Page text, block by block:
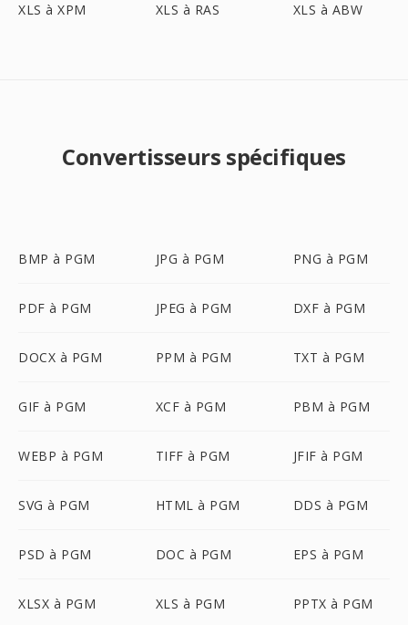
XLS à XPM XLS à RAS XLS à ABW
Convertisseurs spécifiques
BMP à PGM JPG à PGM PNG à PGM
PDF à PGM JPEG à PGM DXF à PGM
DOCX à PGM PPM à PGM TXT à PGM
GIF à PGM XCF à PGM PBM à PGM
WEBP à PGM TIFF à PGM JFIF à PGM
SVG à PGM HTML à PGM DDS à PGM
PSD à PGM DOC à PGM EPS à PGM
XLSX à PGM XLS à PGM PPTX à PGM